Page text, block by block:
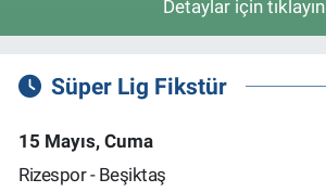
Detaylar için tıklayın
Süper Lig Fikstür
15 Mayıs, Cuma
Rizespor - Beşiktaş